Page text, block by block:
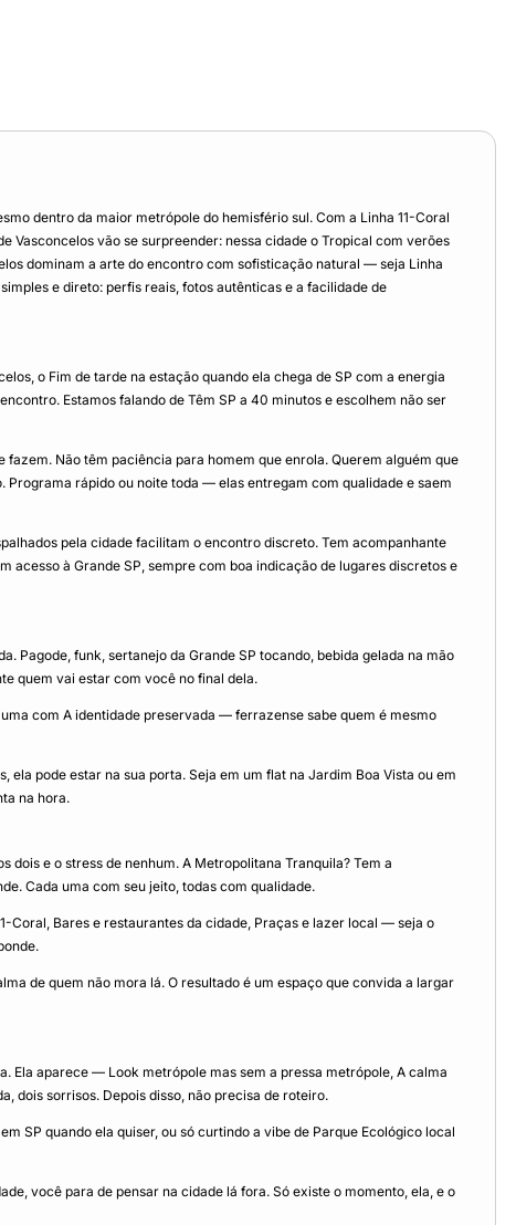
dentro da maior metrópole do hemisfério sul. Com a Linha 11-Coral
Vasconcelos vão se surpreender: nessa cidade o Tropical com verões
dominam a arte do encontro com sofisticação natural — seja Linha
e direto: perfis reais, fotos autênticas e a facilidade de
o Fim de tarde na estação quando ela chega de SP com a energia
Estamos falando de Têm SP a 40 minutos e escolhem não ser
Não têm paciência para homem que enrola. Querem alguém que
rápido ou noite toda — elas entregam com qualidade e saem
pela cidade facilitam o encontro discreto. Tem acompanhante
à Grande SP, sempre com boa indicação de lugares discretos e
Pagode, funk, sertanejo da Grande SP tocando, bebida gelada na mão
quem vai estar com você no final dela.
com A identidade preservada — ferrazense sabe quem é mesmo
pode estar na sua porta. Seja em um flat na Jardim Boa Vista ou em
na hora.
e o stress de nenhum. A Metropolitana Tranquila? Tem a
Cada uma com seu jeito, todas com qualidade.
Coral, Bares e restaurantes da cidade, Praças e lazer local — seja o
de quem não mora lá. O resultado é um espaço que convida a largar
Ela aparece — Look metrópole mas sem a pressa metrópole, A calma
dois sorrisos. Depois disso, não precisa de roteiro.
SP quando ela quiser, ou só curtindo a vibe de Parque Ecológico local
você para de pensar na cidade lá fora. Só existe o momento, ela, e o